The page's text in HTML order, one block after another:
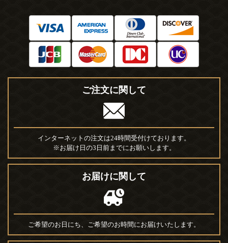
ご注文に関して
インターネットの注文は24時間受付けております。
※お届け日の3日前までにお願いします。
お届けに関して
ご希望のお日にち、ご希望のお時間にお届けいたします。